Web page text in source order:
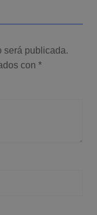
será publicada.
con *